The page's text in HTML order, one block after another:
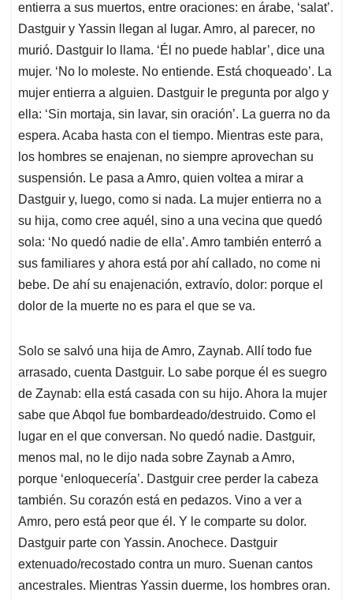
entierra a sus muertos, entre oraciones: en árabe, ‘salat’.
Dastguir y Yassin llegan al lugar. Amro, al parecer, no
murió. Dastguir lo llama. ‘Él no puede hablar’, dice una
mujer. ‘No lo moleste. No entiende. Está choqueado’. La
mujer entierra a alguien. Dastguir le pregunta por algo y
ella: ‘Sin mortaja, sin lavar, sin oración’. La guerra no da
espera. Acaba hasta con el tiempo. Mientras este para,
los hombres se enajenan, no siempre aprovechan su
suspensión. Le pasa a Amro, quien voltea a mirar a
Dastguir y, luego, como si nada. La mujer entierra no a
su hija, como cree aquél, sino a una vecina que quedó
sola: ‘No quedó nadie de ella’. Amro también enterró a
sus familiares y ahora está por ahí callado, no come ni
bebe. De ahí su enajenación, extravío, dolor: porque el
dolor de la muerte no es para el que se va.
Solo se salvó una hija de Amro, Zaynab. Allí todo fue
arrasado, cuenta Dastguir. Lo sabe porque él es suegro
de Zaynab: ella está casada con su hijo. Ahora la mujer
sabe que Abqol fue bombardeado/destruido. Como el
lugar en el que conversan. No quedó nadie. Dastguir,
menos mal, no le dijo nada sobre Zaynab a Amro,
porque ‘enloquecería’. Dastguir cree perder la cabeza
también. Su corazón está en pedazos. Vino a ver a
Amro, pero está peor que él. Y le comparte su dolor.
Dastguir parte con Yassin. Anochece. Dastguir
extenuado/recostado contra un muro. Suenan cantos
ancestrales. Mientras Yassin duerme, los hombres oran.